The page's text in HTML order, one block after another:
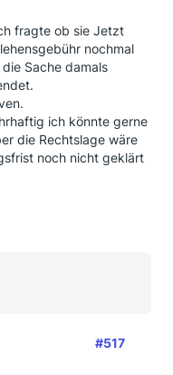
fragte ob sie Jetzt
nochmal
Sache damals
ich könnte gerne
die Rechtslage wäre
noch nicht geklärt
#517